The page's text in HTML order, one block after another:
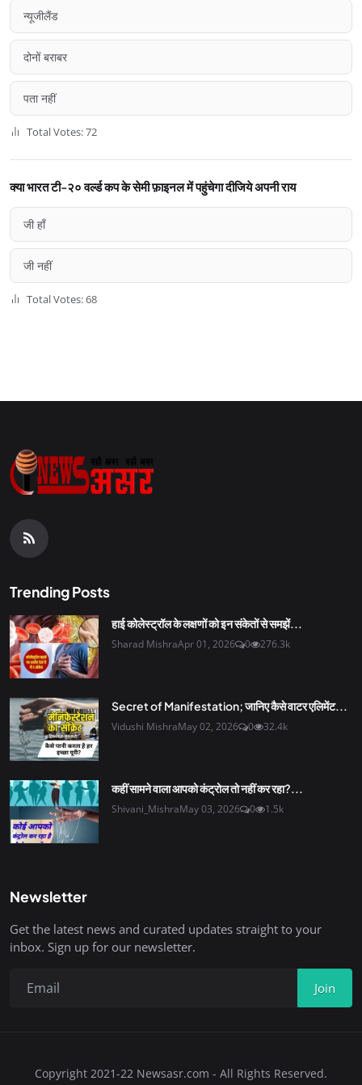
न्यूजीलैंड
दोनों बराबर
पता नहीं
Total Votes: 72
क्या भारत टी-२० वर्ल्ड कप के सेमी फ़ाइनल में पहुंचेगा दीजिये अपनी राय
जी हाँ
जी नहीं
Total Votes: 68
Trending Posts
हाई कोलेस्ट्रॉल के लक्षणों को इन संकेतों से समझें...
Sharad MishraApr 01, 2026 0 276.3k
Secret of Manifestation; जानिए कैसे वाटर एलिमेंट...
Vidushi MishraMay 02, 2026 0 32.4k
कहीं सामने वाला आपको कंट्रोल तो नहीं कर रहा?...
Shivani_MishraMay 03, 2026 0 1.5k
Newsletter
Get the latest news and curated updates straight to your
inbox. Sign up for our newsletter.
Join
Copyright 2021-22 Newsasr.com - All Rights Reserved.